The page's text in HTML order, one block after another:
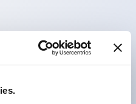
avec 2 contacts,
à 4 contacts
39,9 mm (*bloc de